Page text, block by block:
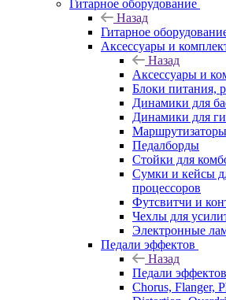
Гитарное оборудование
Назад
Гитарное
Аксессуары и
Назад
Аксессуары и
Блоки питания,
Динамики для
Динамики для
Педалборды
Стойки для
Сумки и кейсы
процессоров
Футсвитчи и
Чехлы для
Электронные
Педали эффектов
Назад
Педали эффектов
Chorus, Flanger,